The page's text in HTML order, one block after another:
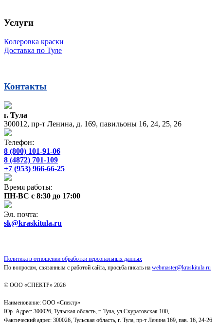
Услуги
Колеровка краски
Доставка по Туле
Контакты
г. Тула
300012, пр-т Ленина, д. 169, павильоны 16, 24, 25, 26
Телефон:
8 (800) 101-91-06
8 (4872) 701-109
+7 (953) 966-66-25
Время работы:
ПН-ВС с 8:30 до 17:00
Эл. почта:
sk@kraskitula.ru
Политика в отношении обработки персональных данных
По вопросам, связанным с работой сайта, просьба писать на webmaster@kraskitula.ru
© ООО «СПЕКТР» 2026
Наименование: ООО «Спектр»
Юр. Адрес: 300026, Тульская область, г. Тула, ул.Скуратовская 100,
Фактический адрес: 300026, Тульская область, г. Тула, пр-т Ленина 169, пав. 16, 24-26